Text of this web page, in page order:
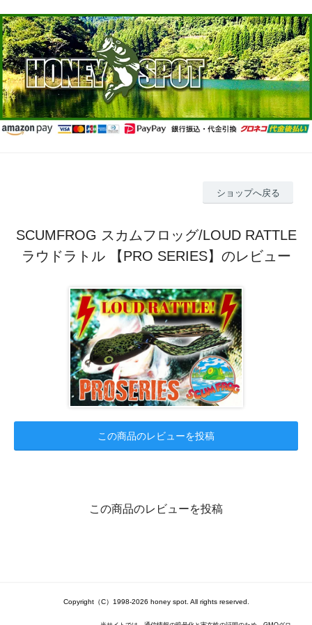
ショップへ戻る
SCUMFROG スカムフロッグ/LOUD RATTLE
ラウドラトル 【PRO SERIES】のレビュー
この商品のレビューを投稿
この商品のレビューを投稿
Copyright（C）1998-2026 honey spot. All rights reserved.